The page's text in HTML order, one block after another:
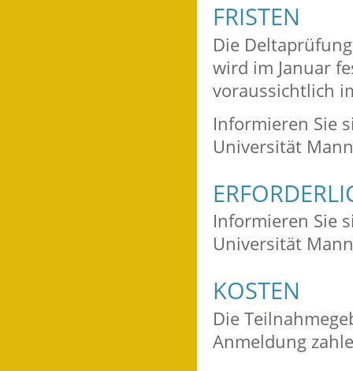
FRISTEN
Die
wird im Januar
voraussichtlich
Informieren Sie
Universität
Informieren Sie
Universität
KOSTEN
Die
Anmeldung